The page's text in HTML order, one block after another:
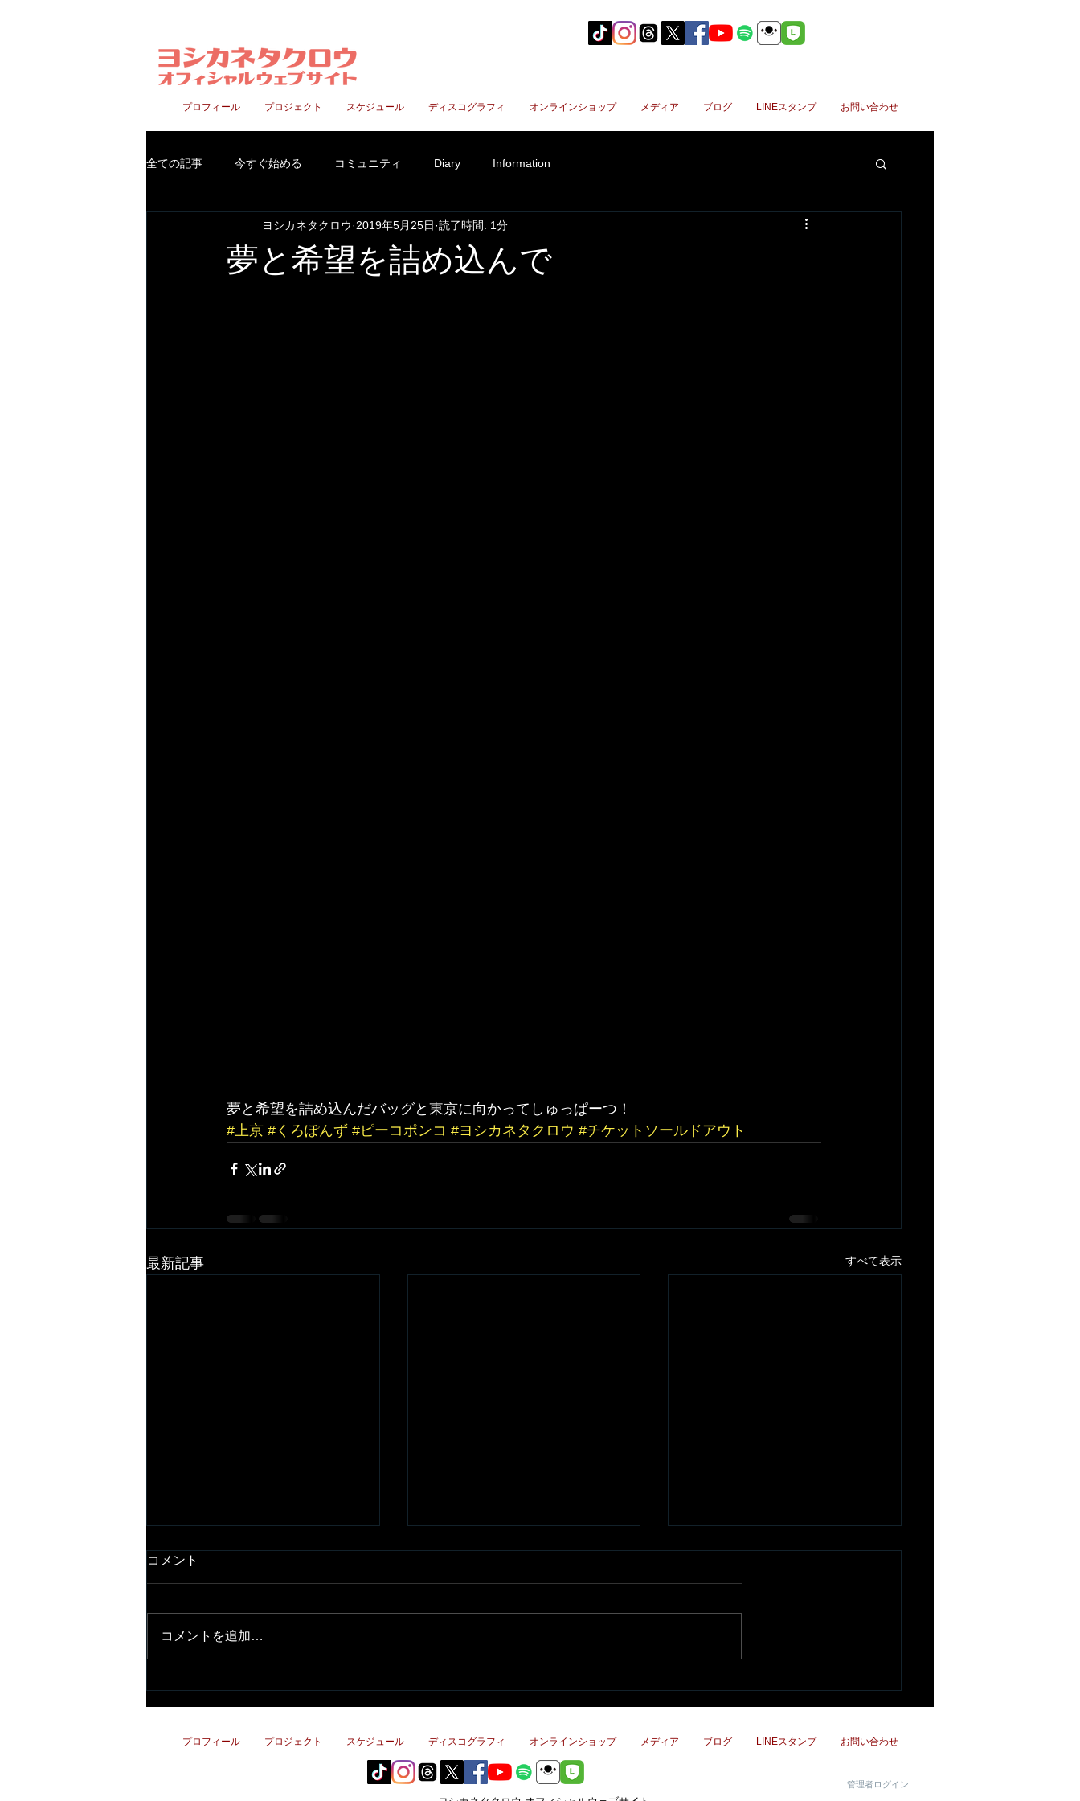
プロフィール プロジェクト スケジュール ディスコグラフィ オンラインショップ メディア ブログ LINEスタンプ お問い合わせ
全ての記事 今すぐ始める コミュニティ Diary Information
夢と希望を詰め込んで
ヨシカネタクロウ 2019年5月25日 読了時間: 1分
夢と希望を詰め込んだバッグと東京に向かってしゅっぱーつ！
#上京 #くろぽんず #ピーコポンコ #ヨシカネタクロウ #チケットソールドアウト
最新記事 すべて表示
緊急告知 2020
のコラボ動画
コメント
コメントを追加…
プロフィール プロジェクト スケジュール ディスコグラフィ オンラインショップ メディア ブログ LINEスタンプ お問い合わせ
管理者ログイン